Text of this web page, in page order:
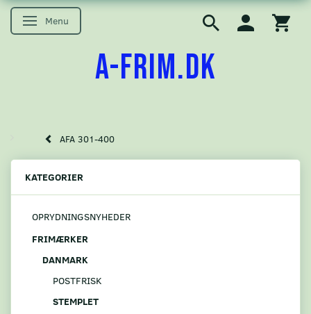
Skifte navigation
Menu
A-FRIM.DK
AFA 301-400
KATEGORIER
OPRYDNINGSNYHEDER
FRIMÆRKER
DANMARK
POSTFRISK
STEMPLET